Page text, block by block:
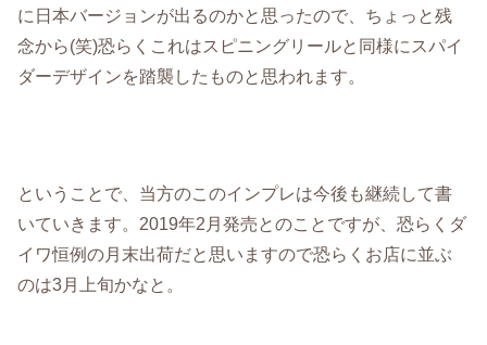
に日本バージョンが出るのかと思ったので、ちょっと残
念から(笑)恐らくこれはスピニングリールと同様にスパイ
ダーデザインを踏襲したものと思われます。
ということで、当方のこのインプレは今後も継続して書
いていきます。2019年2月発売とのことですが、恐らくダ
イワ恒例の月末出荷だと思いますので恐らくお店に並ぶ
のは3月上旬かなと。